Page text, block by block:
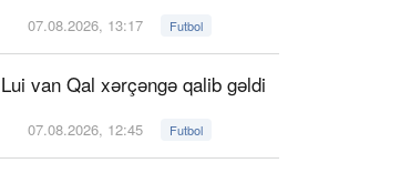
07.08.2026, 13:17 Futbol
Lui van Qal xərçəngə qalib gəldi
07.08.2026, 12:45 Futbol